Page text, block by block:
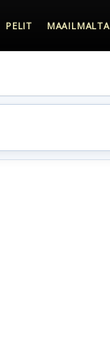
PELIT MAAILMALTA